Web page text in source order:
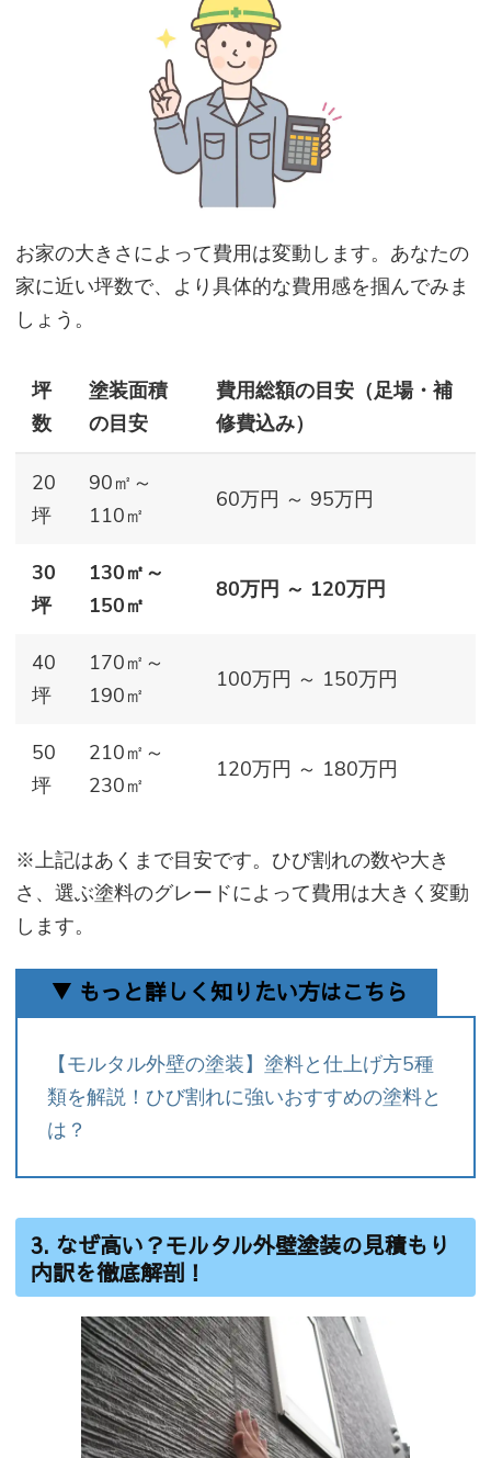
お家の大きさによって費用は変動します。あなたの
家に近い坪数で、より具体的な費用感を掴んでみま
しょう。
坪
数
塗装面積
の目安
費用総額の目安（足場・補
修費込み）
20
坪
90㎡～
110㎡
60万円 ～ 95万円
30
坪
130㎡～
150㎡
80万円 ～ 120万円
40
坪
170㎡～
190㎡
100万円 ～ 150万円
50
坪
210㎡～
230㎡
120万円 ～ 180万円
※上記はあくまで目安です。ひび割れの数や大き
さ、選ぶ塗料のグレードによって費用は大きく変動
します。
▼ もっと詳しく知りたい方はこちら
【モルタル外壁の塗装】塗料と仕上げ方5種
類を解説！ひび割れに強いおすすめの塗料と
は？
3. なぜ高い？モルタル外壁塗装の見積もり
内訳を徹底解剖！